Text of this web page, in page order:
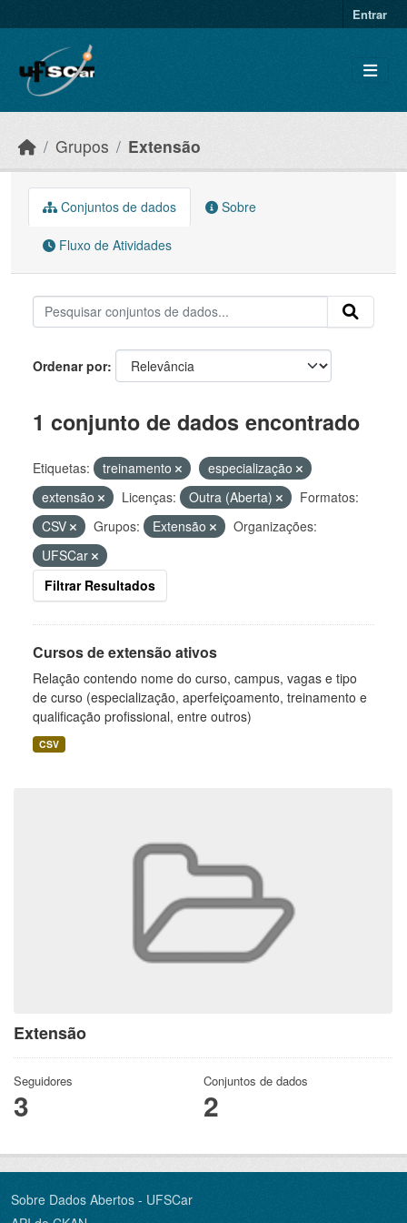
Entrar
Grupos Extensão
Extensão
Seguidores
3
Conjuntos de dados
2
Conjuntos de dados Sobre
Fluxo de Atividades
Ordenar por
1 conjunto de dados encontrado
Etiquetas: treinamento
especialização
extensão
Licenças: Outra (Aberta)
Formatos:
CSV
Grupos: Extensão
Organizações:
UFSCar
Filtrar Resultados
Cursos de extensão ativos
Relação contendo nome do curso, campus, vagas e tipo
de curso (especialização, aperfeiçoamento, treinamento e
qualificação profissional, entre outros)
CSV
Sobre Dados Abertos - UFSCar